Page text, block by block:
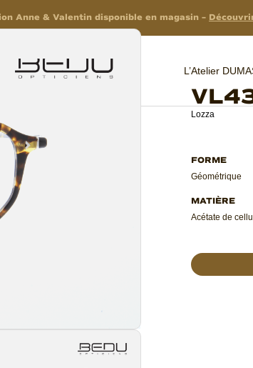
Anne & Valentin disponible en magasin –
L’Atelier
Lozza
Géométrique
Acétate de